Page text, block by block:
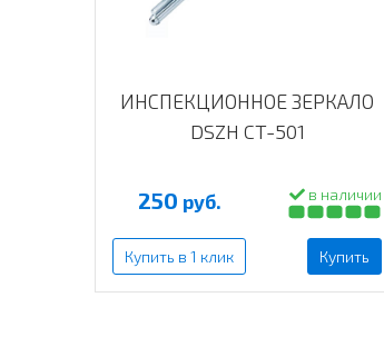
ИНСПЕКЦИОННОЕ ЗЕРКАЛО
DSZH CT-501
250 руб. в наличии
Купить в 1 клик Купить